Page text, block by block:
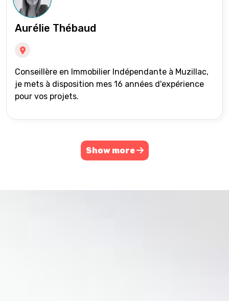
Aurélie Thébaud
Conseillère en Immobilier Indépendante à Muzillac,
je mets à disposition mes 16 années d'expérience
pour vos projets.
Show more